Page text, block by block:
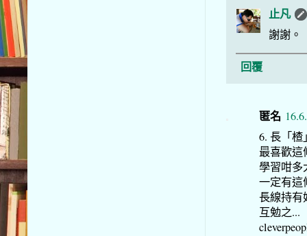
止凡
謝謝。
回覆
匿名
6. 長「
最喜歡這
學習咁多
一定有這
長線持有
互勉之...